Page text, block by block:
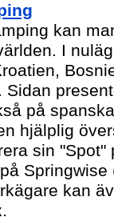
kan
I
Sidan
på
hjälplig
sin
kan